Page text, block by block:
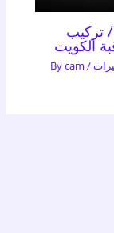
صيانة كاميرات مراقبة / 50383036 / تركيب
الكويت
/ By
cam